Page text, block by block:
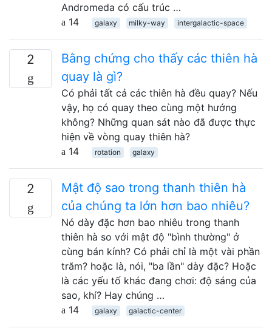
Andromeda có cấu trúc …
14
galaxy milky-way intergalactic-space
2
Bằng chứng cho thấy các thiên hà
quay là gì?
Có phải tất cả các thiên hà đều quay? Nếu
vậy, họ có quay theo cùng một hướng
không? Những quan sát nào đã được thực
hiện về vòng quay thiên hà?
14
rotation galaxy
2
Mật độ sao trong thanh thiên hà
của chúng ta lớn hơn bao nhiêu?
Nó dày đặc hơn bao nhiêu trong thanh
thiên hà so với mật độ "bình thường" ở
cùng bán kính? Có phải chỉ là một vài phần
trăm? hoặc là, nói, "ba lần" dày đặc? Hoặc
là các yếu tố khác đang chơi: độ sáng của
sao, khí? Hay chúng …
14
galaxy galactic-center